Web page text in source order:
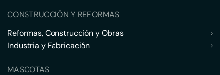
CONSTRUCCIÓN Y REFORMAS
Reformas, Construcción y Obras
›
Industria y Fabricación
›
MASCOTAS